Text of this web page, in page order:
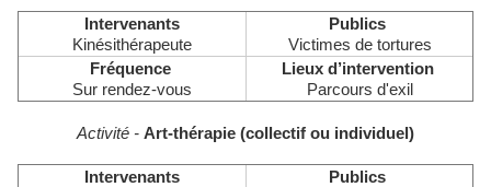
Intervenants
Kinésithérapeute
Publics
Victimes de tortures
Fréquence
Sur rendez-vous
Lieux d’intervention
Parcours d'exil
Activité - Art-thérapie (collectif ou individuel)
Intervenants
Publics